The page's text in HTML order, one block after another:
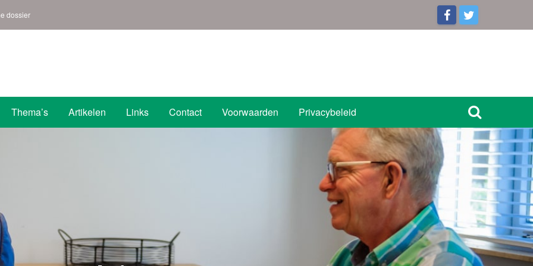
dossier
| Den Helder
Thema’s Artikelen Links Contact Voorwaarden Privacybeleid